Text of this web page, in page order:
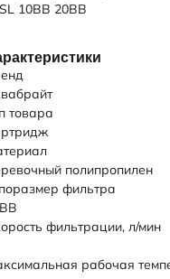
10BB 20BB
товара
полипропилен
фильтра
фильтрации, л/мин
рабочая